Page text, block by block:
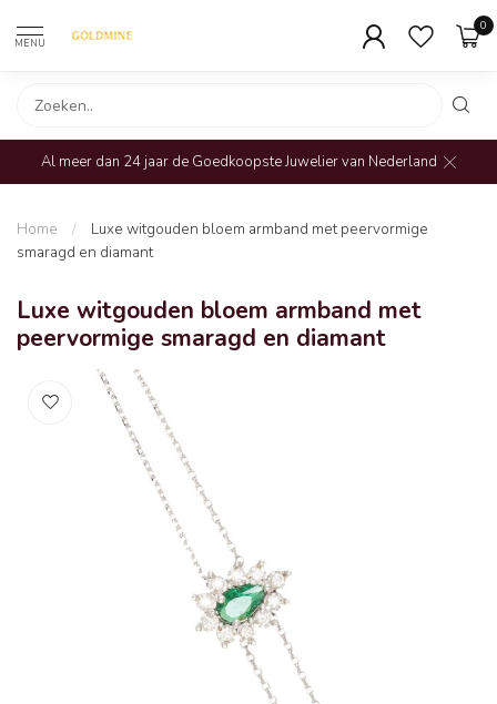
MENU
0
Al meer dan 24 jaar de Goedkoopste Juwelier van Nederland
Home /
Luxe witgouden bloem armband met peervormige
smaragd en diamant
Luxe witgouden bloem armband met
peervormige smaragd en diamant